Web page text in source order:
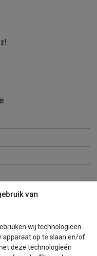
van
wij technologieën
apparaat op te slaan en/of
deze technologieën